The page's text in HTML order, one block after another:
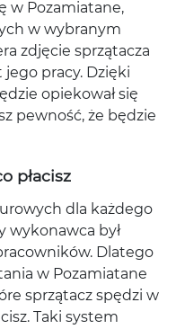
w Pozamiatane,
w wybranym
zdjęcie sprzątacza
pracy. Dzięki
opiekował się
pewność, że będzie
płacisz
dla każdego
wykonawca był
Dlatego
w Pozamiatane
sprzątacz spędzi w
Taki system